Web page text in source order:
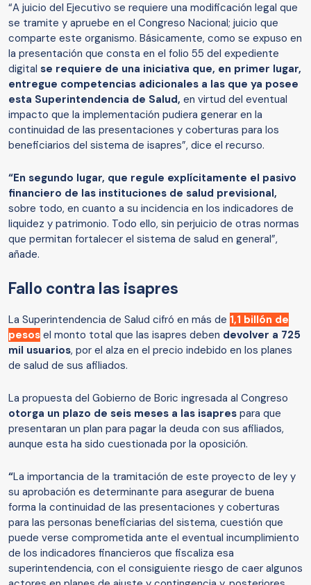
“A juicio del Ejecutivo se requiere una modificación legal que
se tramite y apruebe en el Congreso Nacional; juicio que
comparte este organismo. Básicamente, como se expuso en
la presentación que consta en el folio 55 del expediente
digital se requiere de una iniciativa que, en primer lugar,
entregue competencias adicionales a las que ya posee
esta Superintendencia de Salud, en virtud del eventual
impacto que la implementación pudiera generar en la
continuidad de las presentaciones y coberturas para los
beneficiarios del sistema de isapres”, dice el recurso.
“En segundo lugar, que regule explícitamente el pasivo
financiero de las instituciones de salud previsional,
sobre todo, en cuanto a su incidencia en los indicadores de
liquidez y patrimonio. Todo ello, sin perjuicio de otras normas
que permitan fortalecer el sistema de salud en general”,
añade.
Fallo contra las isapres
La Superintendencia de Salud cifró en más de 1,1 billón de
pesos el monto total que las isapres deben devolver a 725
mil usuarios, por el alza en el precio indebido en los planes
de salud de sus afiliados.
La propuesta del Gobierno de Boric ingresada al Congreso
otorga un plazo de seis meses a las isapres para que
presentaran un plan para pagar la deuda con sus afiliados,
aunque esta ha sido cuestionada por la oposición.
“La importancia de la tramitación de este proyecto de ley y
su aprobación es determinante para asegurar de buena
forma la continuidad de las presentaciones y coberturas
para las personas beneficiarias del sistema, cuestión que
puede verse comprometida ante el eventual incumplimiento
de los indicadores financieros que fiscaliza esa
superintendencia, con el consiguiente riesgo de caer algunos